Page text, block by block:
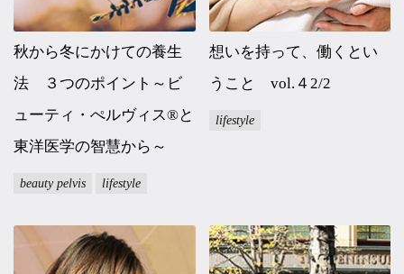
秋から冬にかけての養生
法 ３つのポイント～ビ
ューティ・ぺルヴィス®と
東洋医学の智慧から～
beauty pelvis lifestyle
想いを持って、働くとい
うこと vol.４2/2
lifestyle